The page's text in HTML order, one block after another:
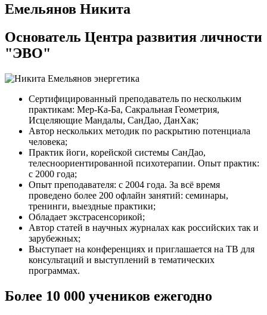
Емельянов Никита
Основатель Центра развития личности
"ЭВО"
Сертифицированный преподаватель по нескольким
практикам: Мер-Ка-Ба, Сакральная Геометрия,
Исцеляющие Мандалы, СанДао, ДанХак;
Автор нескольких методик по раскрытию потенциала
человека;
Практик йоги, корейской системы СанДао,
телесноориентированной психотерапии. Опыт практик:
с 2000 года;
Опыт преподавателя: с 2004 года. За всё время
проведено более 200 офлайн занятий: семинары,
тренинги, выездные практики;
Обладает экстрасенсорикой;
Автор статей в научных журналах как российских так и
зарубежных;
Выступает на конференциях и приглашается на ТВ для
консультаций и выступлений в тематических
программах.
Более 10 000 учеников ежегодно